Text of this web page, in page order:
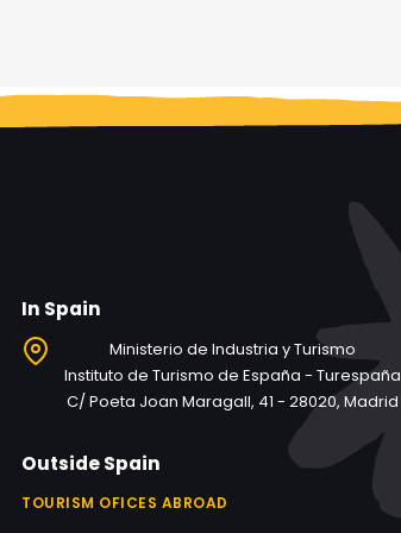
In Spain
Ministerio de Industria y Turismo
Instituto de Turismo de España - Turespaña
C/ Poeta Joan Maragall, 41 - 28020, Madrid
Outside Spain
TOURISM OFICES ABROAD